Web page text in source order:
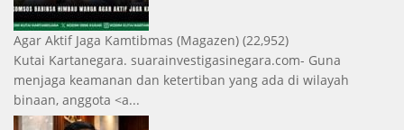
Agar Aktif Jaga Kamtibmas (Magazen) (22,952)
Kutai Kartanegara. suarainvestigasinegara.com- Guna
menjaga keamanan dan ketertiban yang ada di wilayah
binaan, anggota <a...